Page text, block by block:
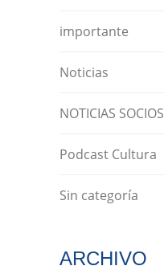
importante
Noticias
NOTICIAS SOCIOS
Podcast Cultura
Sin categoría
ARCHIVO